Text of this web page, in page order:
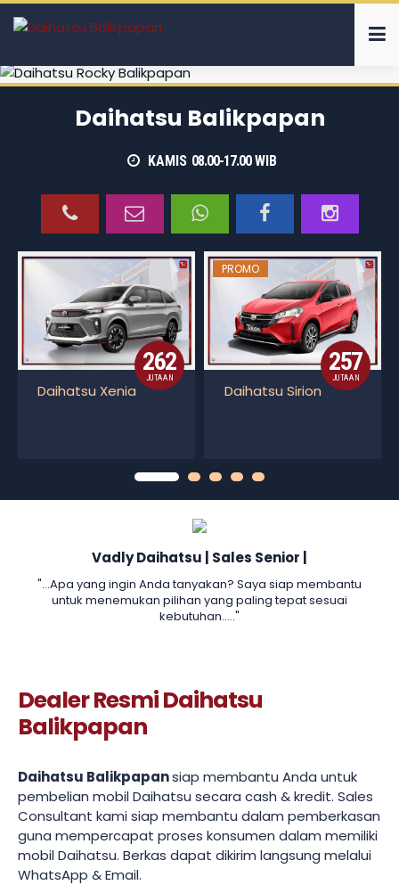
Daihatsu Balikpapan
KAMIS 08.00-17.00WIB
262
JUTAAN
Daihatsu Xenia
PROMO
257
JUTAAN
Daihatsu Sirion
Vadly Daihatsu | Sales Senior |
"...Apa yang ingin Anda tanyakan? Saya siap membantu
untuk menemukan pilihan yang paling tepat sesuai
kebutuhan....."
Dealer Resmi Daihatsu
Balikpapan
Daihatsu Balikpapansiap membantu Anda untuk
pembelian mobil Daihatsu secara cash & kredit. Sales
Consultant kami siap membantu dalam pemberkasan
guna mempercapat proses konsumen dalam memiliki
mobil Daihatsu. Berkas dapat dikirim langsung melalui
WhatsApp & Email.